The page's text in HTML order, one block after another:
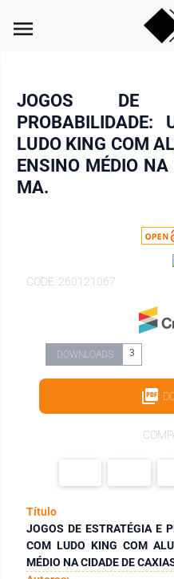
menu
JOGOS DE
LUDO KING COM
ENSINO MÉDIO
MA.
CODE: 260121067
DOWNLOADS 3
Título
JOGOS DE ESTRATÉGIA E
COM LUDO KING COM
MÉDIO NA CIDADE DE